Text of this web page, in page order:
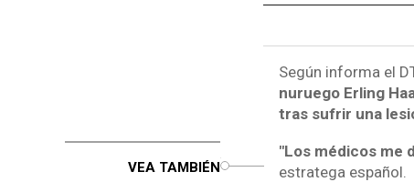
Según informa el
nuruego Erling
tras sufrir una
VEA TAMBIÉN
"Los médicos me
estratega español.